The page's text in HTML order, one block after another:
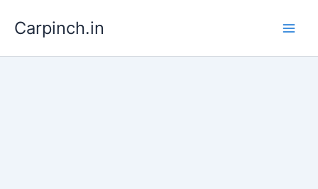
Carpinch.in